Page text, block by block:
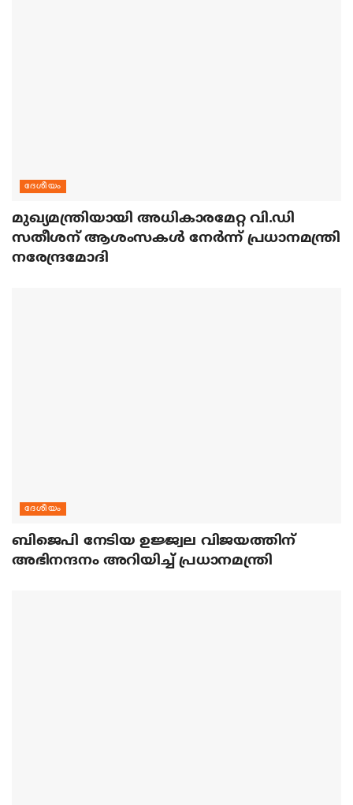
ദേശീയം
മുഖ്യമന്ത്രിയായി അധികാരമേറ്റ വി.ഡി
സതീശന് ആശംസകള്‍ നേര്‍ന്ന് പ്രധാനമന്ത്രി
നരേന്ദ്രമോദി
ദേശീയം
ബിജെപി നേടിയ ഉജ്ജ്വല വിജയത്തിന്
അഭിനന്ദനം അറിയിച്ച് പ്രധാനമന്ത്രി